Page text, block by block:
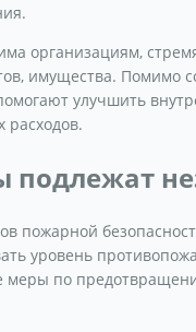
организациям,
имущества. Помимо
улучшить
расходов.
подлежат
пожарной
уровень
по